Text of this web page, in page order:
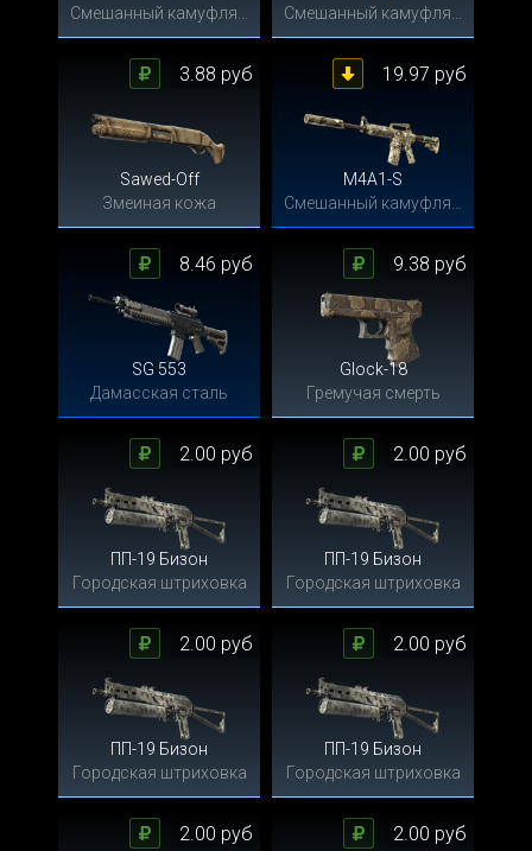
Sawed-Off
Змеиная кожа
3.88 руб
M4A1-S
19.97 руб
SG 553
Дамасская сталь
8.46 руб
Glock-18
Гремучая смерть
9.38 руб
ПП-19 Бизон
Городская штриховка
2.00 руб
ПП-19 Бизон
Городская штриховка
2.00 руб
ПП-19 Бизон
Городская штриховка
2.00 руб
ПП-19 Бизон
Городская штриховка
2.00 руб
2.00 руб 2.00 руб